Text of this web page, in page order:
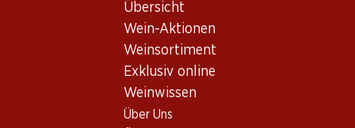
Übersicht
Wein-Aktionen
Weinsortiment
Exklusiv online
Weinwissen
Über Uns